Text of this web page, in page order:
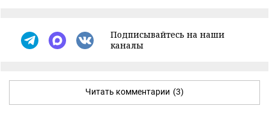
Подписывайтесь на наши
каналы
Читать комментарии (3)